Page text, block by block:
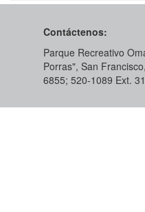
Contáctenos:
Parque Recreativo
Porras", San
6855; 520-1089​ Ext.